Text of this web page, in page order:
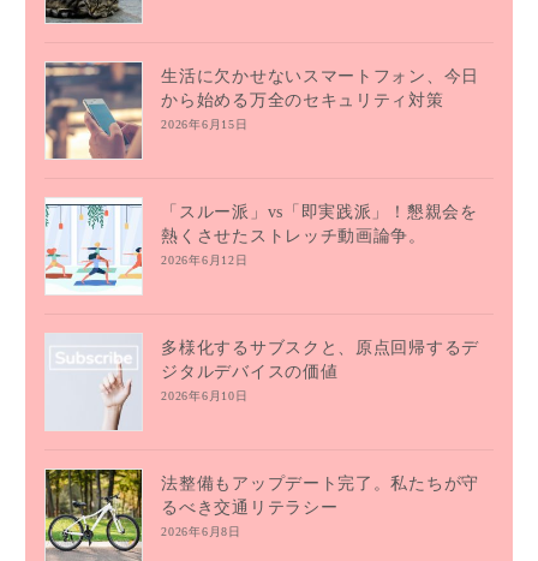
生活に欠かせないスマートフォン、今日
から始める万全のセキュリティ対策
2026年6月15日
「スルー派」vs「即実践派」！懇親会を
熱くさせたストレッチ動画論争。
2026年6月12日
多様化するサブスクと、原点回帰するデ
ジタルデバイスの価値
2026年6月10日
法整備もアップデート完了。私たちが守
るべき交通リテラシー
2026年6月8日